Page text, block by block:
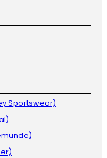
Sportswear)